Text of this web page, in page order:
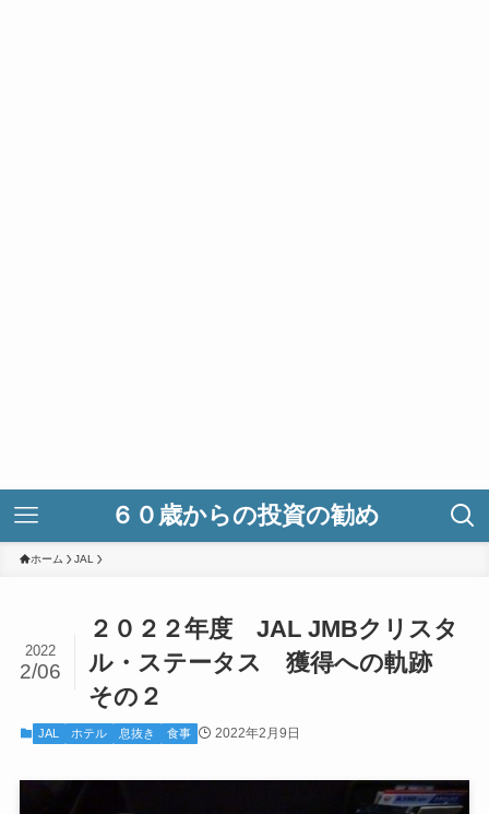
６０歳からの投資の勧め
ホーム JAL
２０２２年度 JAL JMBクリスタ
ル・ステータス 獲得への軌跡
その２
2022
2/06
JAL ホテル 息抜き 食事 2022年2月9日